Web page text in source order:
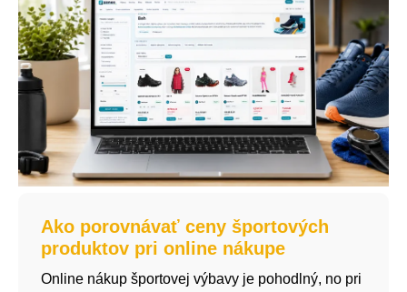
Ako porovnávať ceny športových
produktov pri online nákupe
Online nákup športovej výbavy je pohodlný, no pri